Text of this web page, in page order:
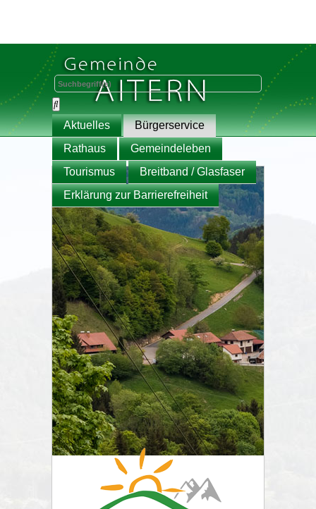
Aktuelles
Bürgerservice
Rathaus
Gemeindeleben
Tourismus
Breitband / Glasfaser
Erklärung zur Barrierefreiheit